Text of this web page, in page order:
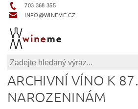
703 368 355
INFO@WINEME.CZ
ARCHIVNÍ VÍNO K 87.
NAROZENINÁM